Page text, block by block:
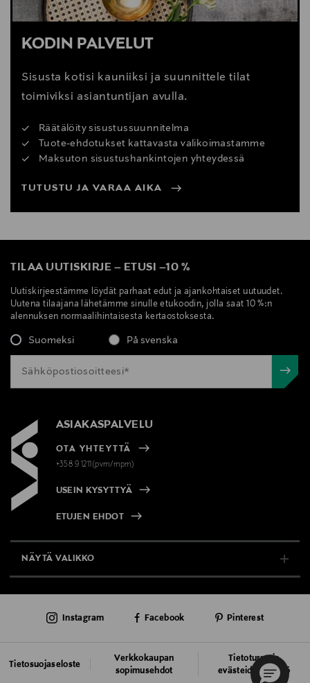
KODIN PALVELUT
Sisusta kotisi kauniiksi ja suunnittele tilat
toimiviksi asiantuntijan avulla.
Räätälöity sisustussuunnitelma
Tuote-ehdotukset kattavasta valikoimastamme
Maksuton sisustushankintojen yhteydessä
TUTUSTU JA VARAA AIKA
TILAA UUTISKIRJE – ETUSI –10 %
Uutiskirjeestämme löydät parhaat edut ja ajankohtaiset uutuudet.
Uutena tilaajana lähetämme sinulle etukoodin, jolla saat 10 %:n
alennuksen normaalihintaisesta kertaostoksesta.
Suomeksi På svenska
ASIAKASPALVELU
OTA YHTEYTTÄ
+358 9 1211(pvm/mpm)
USEIN KYSYTTYÄ
ETUJEN EHDOT
NÄYTÄ VALIKKO
AJANKOHTAISTA
Tietosuojaseloste
Verkkokaupan
sopimusehdot
Tietoturva ja
evästeiden käyttö
Instagram Facebook Pinterest